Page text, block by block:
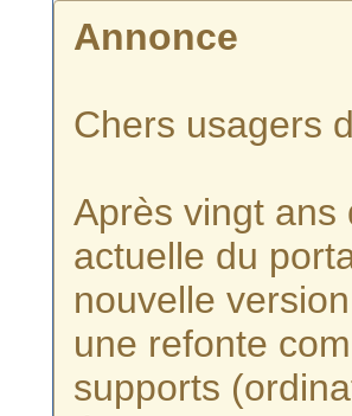
Annonce
Chers usagers
Après vingt ans
actuelle du
nouvelle
une refonte
supports